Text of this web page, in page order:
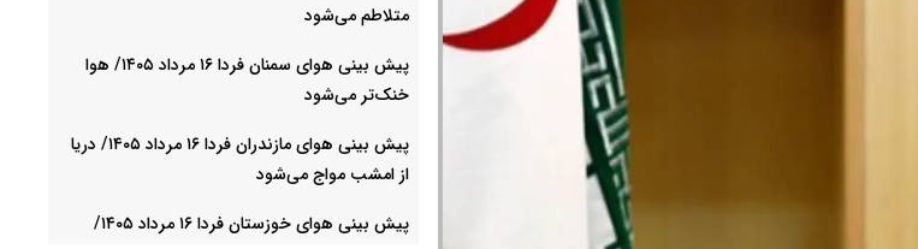
متلاطم می‌شود
پیش بینی هوای سمنان فردا ۱۶ مرداد ۱۴۰۵/ هوا
خنک‌تر می‌شود
پیش بینی هوای مازندران فردا ۱۶ مرداد ۱۴۰۵/ دریا
از امشب مواج می‌شود
پیش بینی هوای خوزستان فردا ۱۶ مرداد ۱۴۰۵/